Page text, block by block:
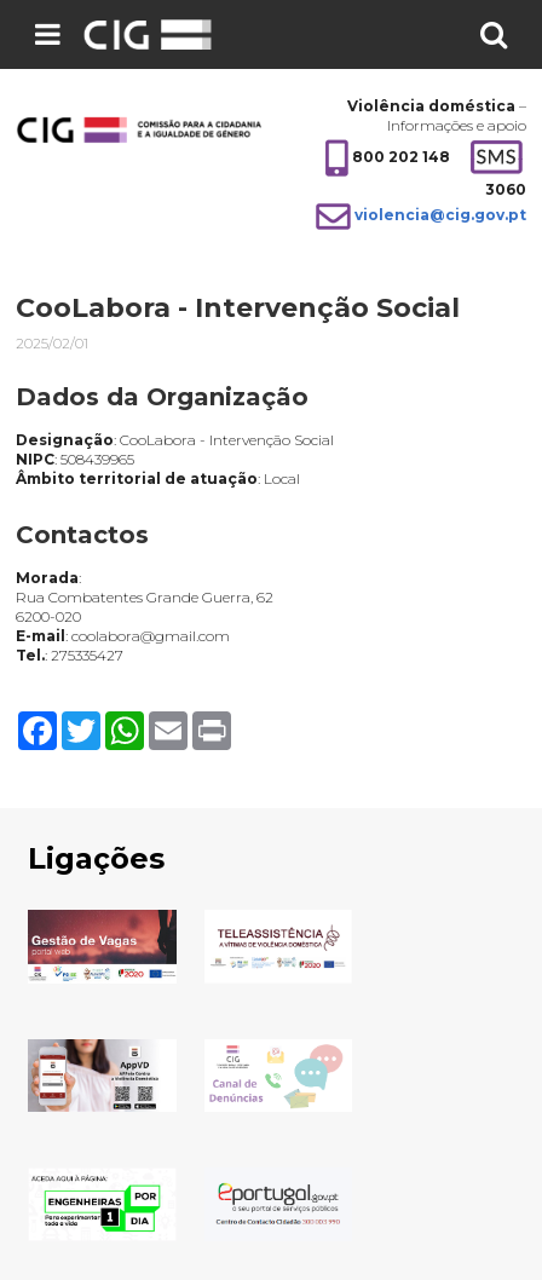
Violência doméstica –
Informações e apoio
800 202 148
3060
violencia@cig.gov.pt
CooLabora - Intervenção Social
2025/02/01
Dados da Organização
Designação: CooLabora - Intervenção Social
NIPC: 508439965
Âmbito territorial de atuação: Local
Contactos
Morada:
Rua Combatentes Grande Guerra, 62
6200-020
E-mail: coolabora@gmail.com
Tel.: 275335427
FacebookTwitterWhatsApp
Email
Ligações
Pesquisar